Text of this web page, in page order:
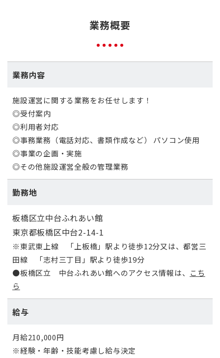
業務概要
業務内容
施設運営に関する業務をお任せします！
◎受付案内
◎利用者対応
◎事務業務（電話対応、書類作成など） パソコン使用
◎事業の企画・実施
◎その他施設運営全般の管理業務
勤務地
板橋区立中台ふれあい館
東京都板橋区中台2-14-1
※東武東上線 「上板橋」駅より徒歩12分又は、都営三
田線 「志村三丁目」駅より徒歩19分
●板橋区立 中台ふれあい館へのアクセス情報は、 こち
ら
給与
月給210,000円
※経験・年齢・技能考慮し給与決定